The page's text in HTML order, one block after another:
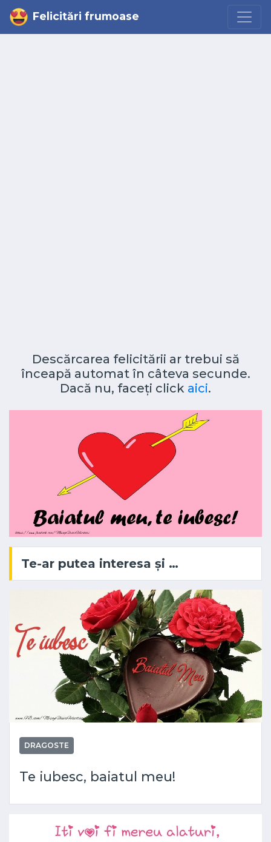
Felicitări frumoase
Descărcarea felicitării ar trebui să
înceapă automat în câteva secunde.
Dacă nu, faceți click aici.
Te-ar putea interesa și …
DRAGOSTE
Te iubesc, baiatul meu!